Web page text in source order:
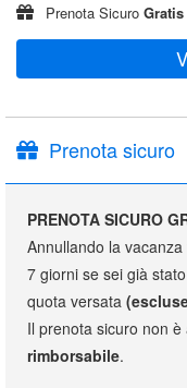
Prenota Sicuro Gratis
Prenota sicuro
PRENOTA SICURO
Annullando la
7 giorni se sei già
quota versata
Il prenota sicuro non
rimborsabile.